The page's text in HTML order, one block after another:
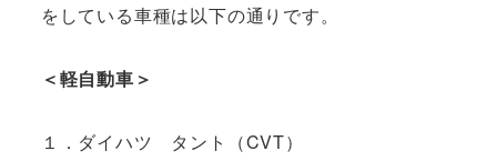
をしている車種は以下の通りです。
＜軽自動車＞
１．ダイハツ タント（CVT）